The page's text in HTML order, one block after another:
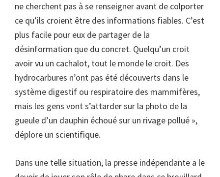
ne cherchent pas à se renseigner avant de colporter
ce qu’ils croient être des informations fiables. C’est
plus facile pour eux de partager de la
désinformation que du concret. Quelqu’un croit
avoir vu un cachalot, tout le monde le croit. Des
hydrocarbures n’ont pas été découverts dans le
système digestif ou respiratoire des mammifères,
mais les gens vont s’attarder sur la photo de la
gueule d’un dauphin échoué sur un rivage pollué »,
déplore un scientifique.
Dans une telle situation, la presse indépendante a le